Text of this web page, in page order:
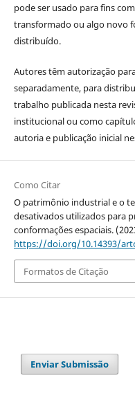
pode ser usado para fins
transformado ou algo novo
distribuído.
Autores têm autorização
separadamente, para
trabalho publicada nesta
institucional ou como
autoria e publicação inicial
Como Citar
O patrimônio industrial e o
desativados utilizados para
conformações espaciais.
https://doi.org/10.14393/
Formatos de Citação
Enviar Submissão